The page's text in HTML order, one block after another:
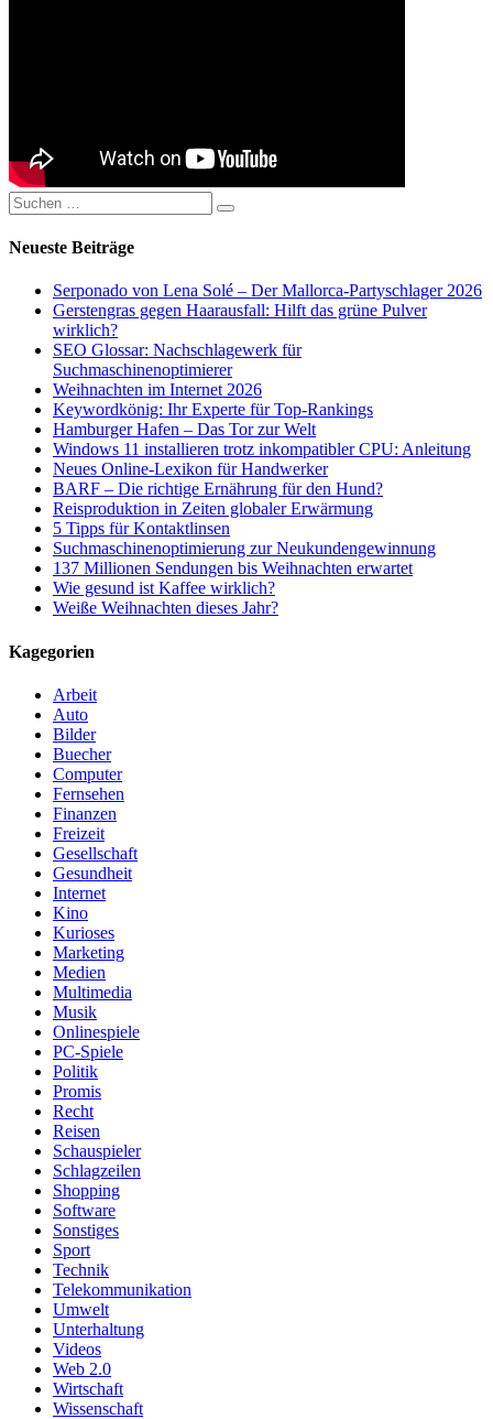
Suchen
nach:
Suchen
Neueste Beiträge
Serponado von Lena Solé – Der Mallorca-Partyschlager 2026
Gerstengras gegen Haarausfall: Hilft das grüne Pulver
wirklich?
SEO Glossar: Nachschlagewerk für
Suchmaschinenoptimierer
Weihnachten im Internet 2026
Keywordkönig: Ihr Experte für Top-Rankings
Hamburger Hafen – Das Tor zur Welt
Windows 11 installieren trotz inkompatibler CPU: Anleitung
Neues Online-Lexikon für Handwerker
BARF – Die richtige Ernährung für den Hund?
Reisproduktion in Zeiten globaler Erwärmung
5 Tipps für Kontaktlinsen
Suchmaschinenoptimierung zur Neukundengewinnung
137 Millionen Sendungen bis Weihnachten erwartet
Wie gesund ist Kaffee wirklich?
Weiße Weihnachten dieses Jahr?
Kagegorien
Arbeit
Auto
Bilder
Buecher
Computer
Fernsehen
Finanzen
Freizeit
Gesellschaft
Gesundheit
Internet
Kino
Kurioses
Marketing
Medien
Multimedia
Musik
Onlinespiele
PC-Spiele
Politik
Promis
Recht
Reisen
Schauspieler
Schlagzeilen
Shopping
Software
Sonstiges
Sport
Technik
Telekommunikation
Umwelt
Unterhaltung
Videos
Web 2.0
Wirtschaft
Wissenschaft